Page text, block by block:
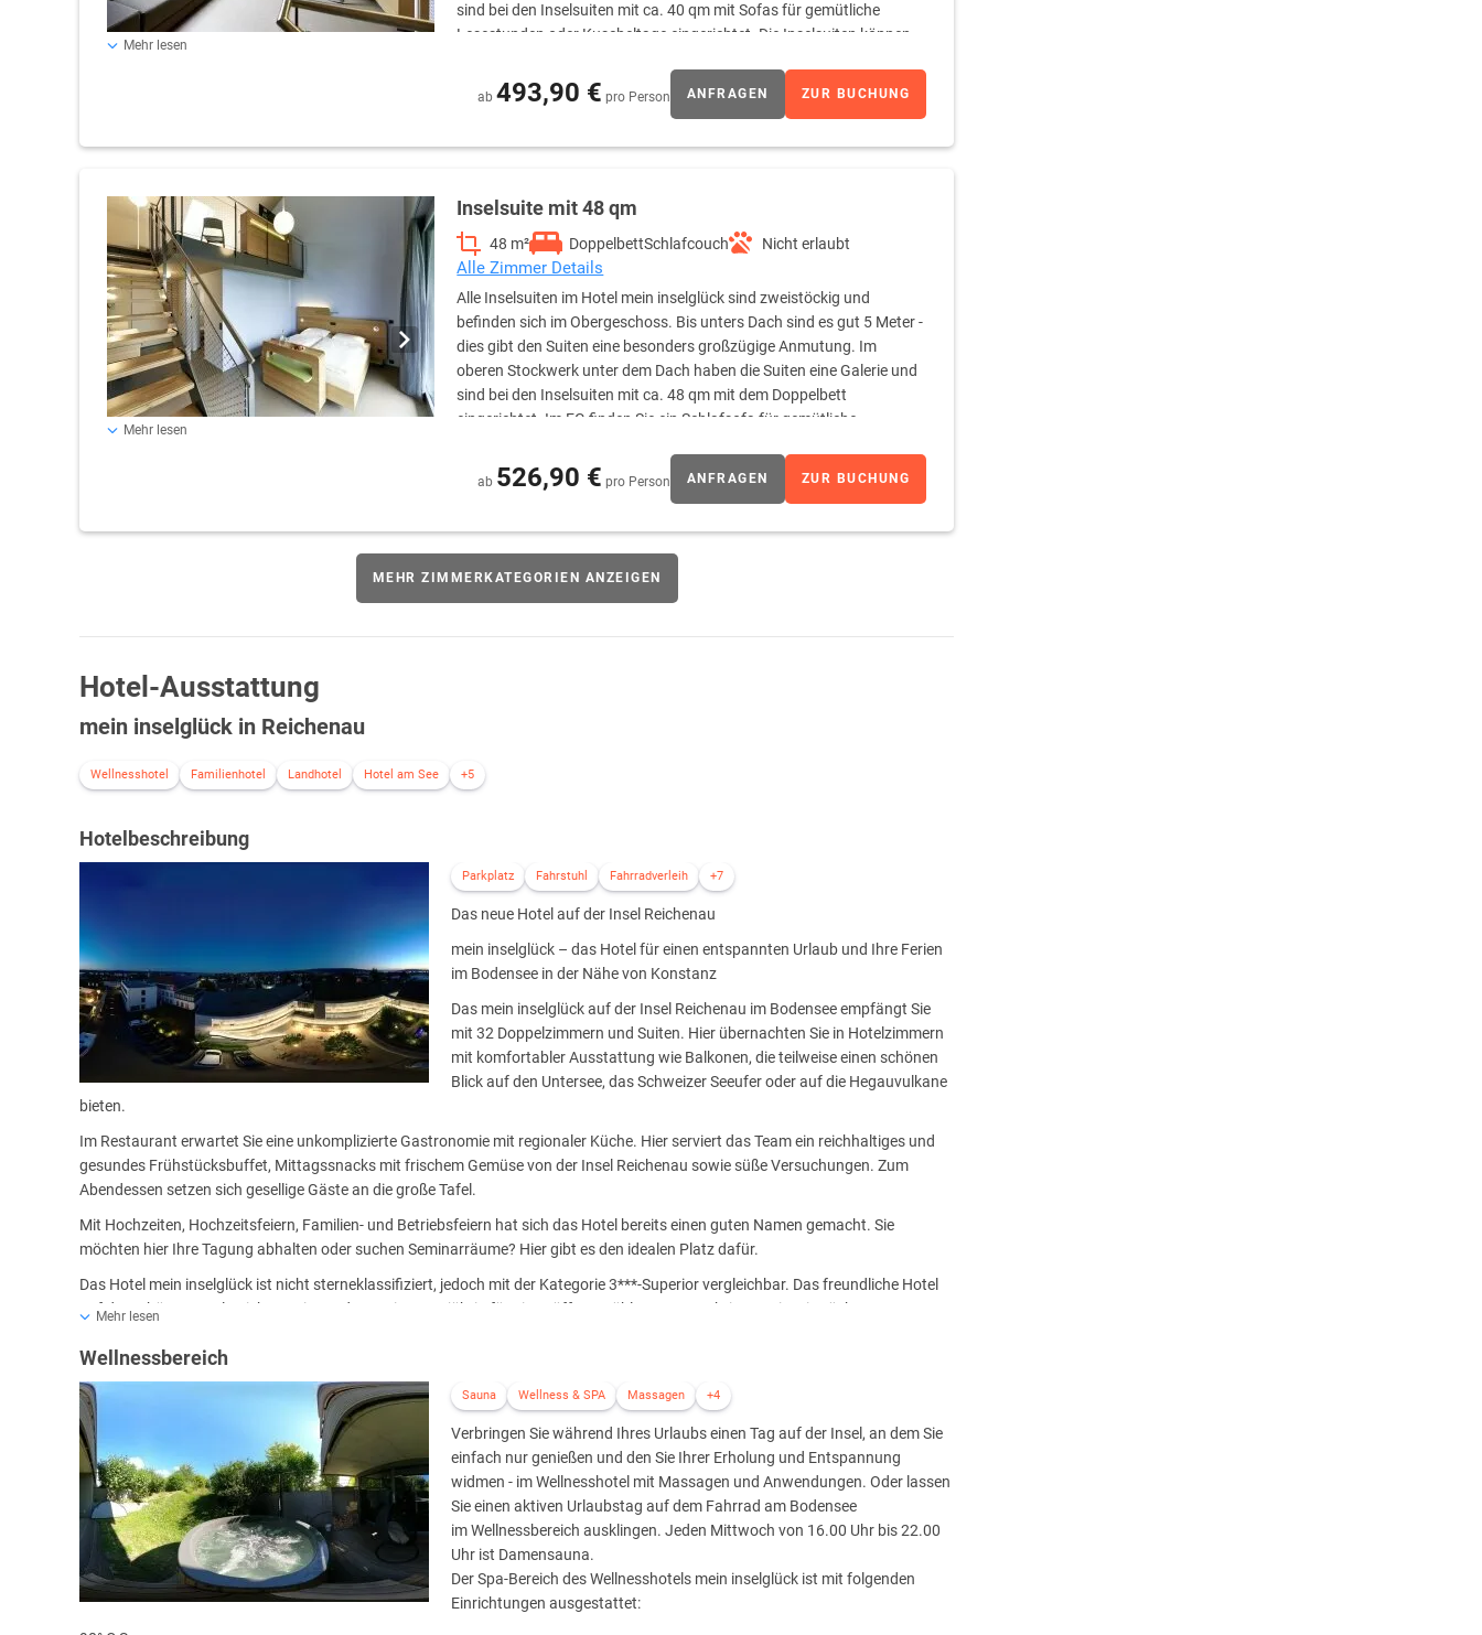
sind bei den Inselsuiten mit ca. 40 qm mit Sofas für gemütliche
Lesestunden oder Kuscheltage eingerichtet. Die Inselsuiten können
Alle Inselsuiten haben einen überdachten Balkon, wo Sie sich sonnen- und wettergeschützt im Freien aufhalten können.
Genießen Sie den Blick zum Bodensee, zu den Hegau Vulkane oder lassen Sie Ihren Blick in die Schweiz schweifen (je
Schreibtisch, Kofferablage, Sitzecke sowie einer Sitzmöglichkeit auf dem Balkon und Sitz-/Schlafmöglichkeit auf der
Internetanschluss und WLAN Haartrockner SAT TV getrennte Matratzen Die Zimmer werden jeden 3. Tag gereinigt - nicht
mehr täglich! Alle Zimmer sind Nichtraucherzimmer - die Balkone eingeschlossen.
Mehr lesen
ab 493,90 € pro Person ANFRAGEN ZUR BUCHUNG
Inselsuite mit 48 qm
48 m² DoppelbettSchlafcouch Nicht erlaubt
Alle Zimmer Details
Alle Inselsuiten im Hotel mein inselglück sind zweistöckig und
befinden sich im Obergeschoss. Bis unters Dach sind es gut 5 Meter -
dies gibt den Suiten eine besonders großzügige Anmutung. Im
oberen Stockwerk unter dem Dach haben die Suiten eine Galerie und
sind bei den Inselsuiten mit ca. 48 qm mit dem Doppelbett
eingerichtet. Im EG finden Sie ein Schlafsofa für gemütliche
für Ihre Kinder oder Freunde in Betten umgewandelt. Alle Inselsuiten haben einen überdachten Balkon, wo Sie sich
sonnen- und wettergeschützt im Freien aufhalten können. Genießen Sie den Blick zum Bodensee, zu den Hegau Vulkane
neben einer Dusche und WC ebenfalls mit einer Badewanne ausgestattet. Die Suiten sind mit Schreibtisch, Kofferablage,
Mehr lesen
ab 526,90 € pro Person ANFRAGEN ZUR BUCHUNG
MEHR ZIMMERKATEGORIEN ANZEIGEN
Hotel-Ausstattung
mein inselglück in Reichenau
Wellnesshotel Familienhotel Landhotel Hotel am See +5
Hotelbeschreibung
Parkplatz Fahrstuhl Fahrradverleih +7
Das neue Hotel auf der Insel Reichenau
mein inselglück – das Hotel für einen entspannten Urlaub und Ihre Ferien
im Bodensee in der Nähe von Konstanz
Das mein inselglück auf der Insel Reichenau im Bodensee empfängt Sie
mit 32 Doppelzimmern und Suiten. Hier übernachten Sie in Hotelzimmern
mit komfortabler Ausstattung wie Balkonen, die teilweise einen schönen
Blick auf den Untersee, das Schweizer Seeufer oder auf die Hegauvulkane
bieten.
Im Restaurant erwartet Sie eine unkomplizierte Gastronomie mit regionaler Küche. Hier serviert das Team ein reichhaltiges und
gesundes Frühstücksbuffet, Mittagssnacks mit frischem Gemüse von der Insel Reichenau sowie süße Versuchungen. Zum
Abendessen setzen sich gesellige Gäste an die große Tafel.
Mit Hochzeiten, Hochzeitsfeiern, Familien- und Betriebsfeiern hat sich das Hotel bereits einen guten Namen gemacht. Sie
möchten hier Ihre Tagung abhalten oder suchen Seminarräume? Hier gibt es den idealen Platz dafür.
Das Hotel mein inselglück ist nicht sterneklassifiziert, jedoch mit der Kategorie 3***-Superior vergleichbar. Das freundliche Hotel
auf der schönen Insel Reichenau im Bodensee ist ganzjährig für Sie geöffnet. Kühlere Tage verbringen Sie mit Büchern
sowie einen Außenbereich mit Liegewiese. Lassen Sie sich gerne mit wohltuenden Wellnessmassagen verwöhnen.
Mit den Pauschal-Angeboten für Aktive, Paare und Romantiker können Sie die Insel Reichenau auf eine besondere Weise erleben.
Im ganzen Hotel haben Sie Zugriff auf kostenloses WLAN. Parkplätze finden Sie direkt vor dem Haus oder in der Tiefgarage.
Mehr lesen
Wellnessbereich
Sauna Wellness & SPA Massagen +4
Verbringen Sie während Ihres Urlaubs einen Tag auf der Insel, an dem Sie
einfach nur genießen und den Sie Ihrer Erholung und Entspannung
widmen - im Wellnesshotel mit Massagen und Anwendungen. Oder lassen
Sie einen aktiven Urlaubstag auf dem Fahrrad am Bodensee
im Wellnessbereich ausklingen. Jeden Mittwoch von 16.00 Uhr bis 22.00
Uhr ist Damensauna.
Der Spa-Bereich des Wellnesshotels mein inselglück ist mit folgenden
Einrichtungen ausgestattet: